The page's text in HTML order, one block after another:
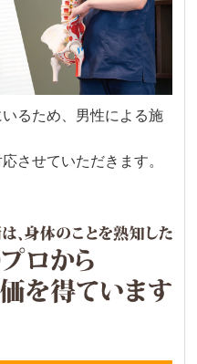
るため、男性による施
させていただきます。